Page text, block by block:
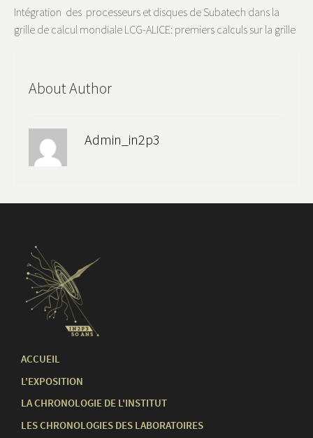
Intégration des processeurs et disques de Subatech dans la
grille de calcul mondiale LCG-ALICE: premiers calculs sur la grille
About Author
Admin_in2p3
ACCUEIL
L'EXPOSITION
LA CHRONOLOGIE DE L'INSTITUT
LES CHRONOLOGIES DES LABORATOIRES